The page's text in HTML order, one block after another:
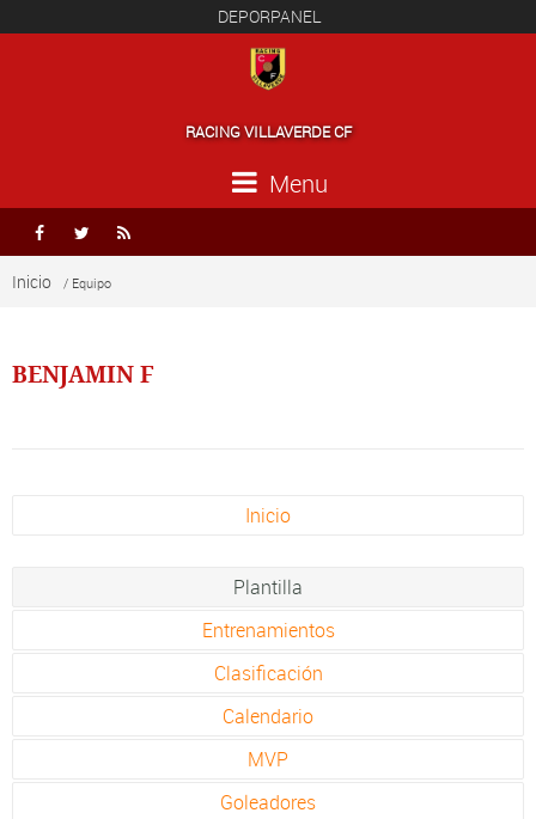
DEPORPANEL
RACING VILLAVERDE CF
Menu
  
Inicio / Equipo
BENJAMIN F
Inicio
Plantilla
Entrenamientos
Clasificación
Calendario
MVP
Goleadores